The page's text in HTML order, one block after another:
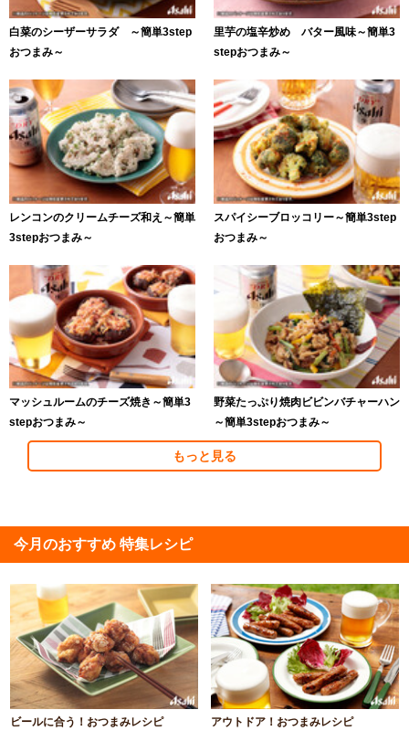
白菜のシーザーサラダ ～簡単3step
おつまみ～
里芋の塩辛炒め バター風味～簡単3
stepおつまみ～
レンコンのクリームチーズ和え～簡単
3stepおつまみ～
スパイシーブロッコリー～簡単3step
おつまみ～
マッシュルームのチーズ焼き～簡単3
stepおつまみ～
野菜たっぷり焼肉ビビンバチャーハン
～簡単3stepおつまみ～
もっと見る
今月のおすすめ 特集レシピ
ビールに合う！おつまみレシピ アウトドア！おつまみレシピ